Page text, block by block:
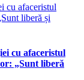
cu afaceristul
„Sunt liberă